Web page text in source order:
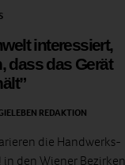
interessiert,
dass das Gerät
REDAKTION
die Handwerks-
in den Wiener Bezirken